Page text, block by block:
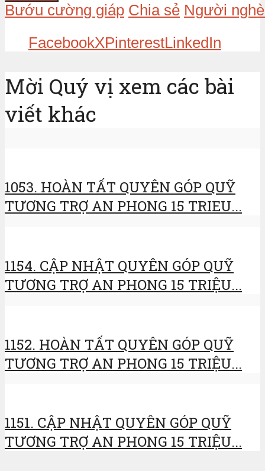
Bướu cường giáp Chia sẻ Người
FacebookXPinterestLinkedIn
Mời Quý vị xem các bài
viết khác
1053. HOÀN TẤT QUYÊN GÓP QUỸ
TƯƠNG TRỢ AN PHONG 15 TRIEU...
1154. CẬP NHẬT QUYÊN GÓP QUỸ
TƯƠNG TRỢ AN PHONG 15 TRIỆU...
1152. HOÀN TẤT QUYÊN GÓP QUỸ
TƯƠNG TRỢ AN PHONG 15 TRIỆU...
1151. CẬP NHẬT QUYÊN GÓP QUỸ
TƯƠNG TRỢ AN PHONG 15 TRIỆU...